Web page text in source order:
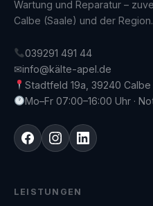
Wartung und Reparatur –
Calbe (Saale) und der Region.
039291 491 44
✉info@kälte-apel.de
Stadtfeld 19a, 39240 Calbe
Mo–Fr 07:00–16:00 Uhr ·
LEISTUNGEN